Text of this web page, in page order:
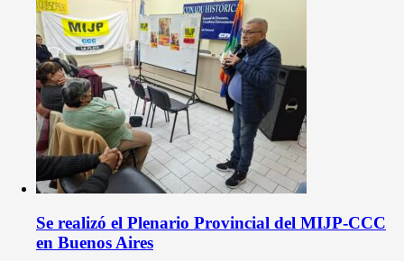
Se realizó el Plenario Provincial del MIJP-CCC
en Buenos Aires